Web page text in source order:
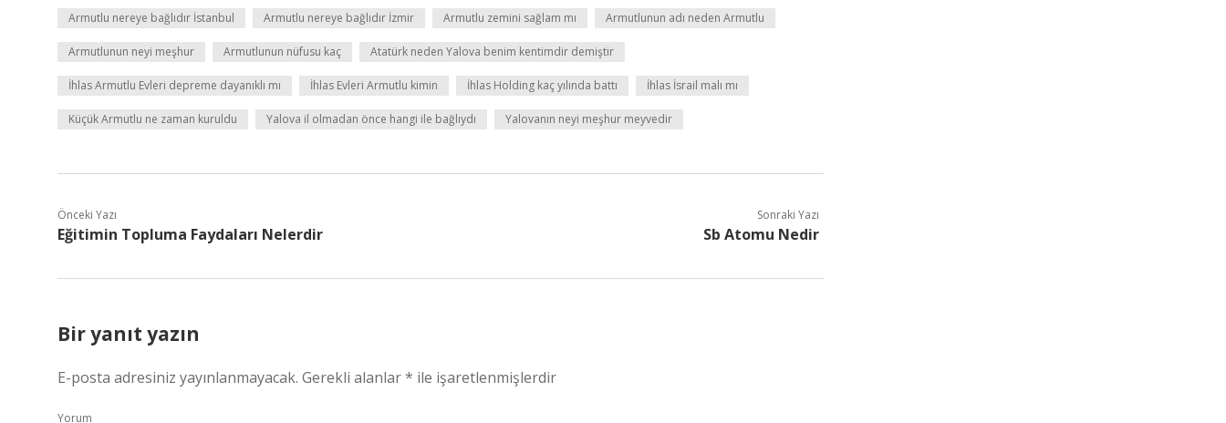
Armutlu nereye bağlıdır İstanbul Armutlu nereye bağlıdır İzmir Armutlu zemini sağlam mı Armutlunun adı neden Armutlu
Armutlunun neyi meşhur Armutlunun nüfusu kaç Atatürk neden Yalova benim kentimdir demiştir
İhlas Armutlu Evleri depreme dayanıklı mı İhlas Evleri Armutlu kimin İhlas Holding kaç yılında battı İhlas İsrail malı mı
Küçük Armutlu ne zaman kuruldu Yalova il olmadan önce hangi ile bağlıydı Yalovanın neyi meşhur meyvedir
Önceki Yazı
Eğitimin Topluma Faydaları Nelerdir
Sonraki Yazı
Sb Atomu Nedir
Bir yanıt yazın
E-posta adresiniz yayınlanmayacak. Gerekli alanlar* ile işaretlenmişlerdir
Yorum